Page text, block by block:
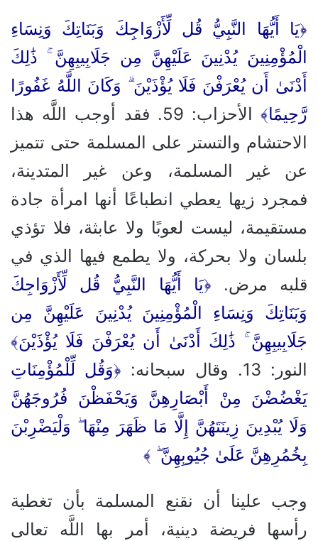
﴿يَا أَيُّهَا النَّبِيُّ قُل لِّأَزْوَاجِكَ وَبَنَاتِكَ وَنِسَاءِ
الْمُؤْمِنِينَ يُدْنِينَ عَلَيْهِنَّ مِن جَلَابِيبِهِنَّ ۚ ذَٰلِكَ
أَدْنَىٰ أَن يُعْرَفْنَ فَلَا يُؤْذَيْنَ ۗ وَكَانَ اللَّهُ غَفُورًا
رَّحِيمًا﴾
الأحزاب: 59. فقد أوجب اللَّه هذا
الاحتشام والتستر على المسلمة حتى تتميز
عن غير المسلمة، وعن غير المتدينة،
فمجرد زيها يعطي انطباعًا أنها امرأة جادة
مستقيمة، ليست لعوبًا ولا عابثة، فلا تؤذي
بلسان ولا بحركة، ولا يطمع فيها الذي في
قلبه مرض. ﴿يَا أَيُّهَا النَّبِيُّ قُل لِّأَزْوَاجِكَ
وَبَنَاتِكَ وَنِسَاءِ الْمُؤْمِنِينَ يُدْنِينَ عَلَيْهِنَّ مِن
جَلَابِيبِهِنَّ ۚ ذَٰلِكَ أَدْنَىٰ أَن يُعْرَفْنَ فَلَا يُؤْذَيْنَ﴾
النور: 13. وقال سبحانه:
﴿وَقُل لِّلْمُؤْمِنَاتِ
يَغْضُضْنَ مِنْ أَبْصَارِهِنَّ وَيَحْفَظْنَ فُرُوجَهُنَّ
وَلَا يُبْدِينَ زِينَتَهُنَّ إِلَّا مَا ظَهَرَ مِنْهَا ۖ وَلْيَضْرِبْنَ
بِخُمُرِهِنَّ عَلَىٰ جُيُوبِهِنَّ ۖ ﴾
وجب علينا أن نقنع المسلمة بأن تغطية
رأسها فريضة دينية، أمر بها اللَّه تعالى